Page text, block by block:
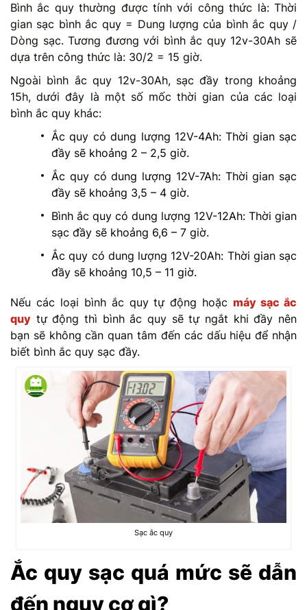
Bình ắc quy thường được tính với công thức là: Thời
gian sạc bình ắc quy = Dung lượng của bình ắc quy /
Dòng sạc. Tương đương với bình ắc quy 12v-30Ah sẽ
dựa trên công thức là: 30/2 = 15 giờ.
Ngoài bình ắc quy 12v-30Ah, sạc đầy trong khoảng
15h, dưới đây là một số mốc thời gian của các loại
bình ắc quy khác:
Ắc quy có dung lượng 12V-4Ah: Thời gian sạc
đầy sẽ khoảng 2 – 2,5 giờ.
Ắc quy có dung lượng 12V-7Ah: Thời gian sạc
đầy sẽ khoảng 3,5 – 4 giờ.
Bình ắc quy có dung lượng 12V-12Ah: Thời gian
sạc đầy sẽ khoảng 6,6 – 7 giờ.
Ắc quy có dung lượng 12V-20Ah: Thời gian sạc
đầy sẽ khoảng 10,5 – 11 giờ.
Nếu các loại bình ắc quy tự động hoặcmáy sạc ắc
quy tự động thì bình ắc quy sẽ tự ngắt khi đầy nên
bạn sẽ không cần quan tâm đến các dấu hiệu để nhận
biết bình ắc quy sạc đầy.
Sạc ắc quy
Ắc quy sạc quá mức sẽ dẫn
đến nguy cơ gì?